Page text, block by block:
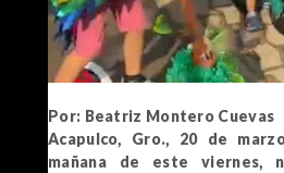
Por: Beatriz Montero Cuevas
Acapulco, Gro., 20 de
mañana de este viernes,